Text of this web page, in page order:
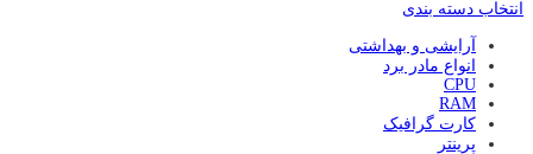
انتخاب دسته بندی
آرایشی و بهداشتی
انواع مادر برد
CPU
RAM
کارت گرافیک
پرینتر